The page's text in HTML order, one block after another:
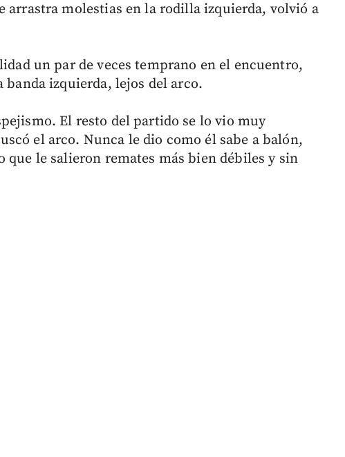
arrastra molestias en la rodilla izquierda, volvió a
un par de veces temprano en el encuentro,
banda izquierda, lejos del arco.
El resto del partido se lo vio muy
el arco. Nunca le dio como él sabe a balón,
que le salieron remates más bien débiles y sin